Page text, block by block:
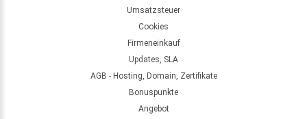
Umsatzsteuer
Cookies
Firmeneinkauf
Updates, SLA
AGB - Hosting, Domain, Zertifikate
Bonuspunkte
Angebot